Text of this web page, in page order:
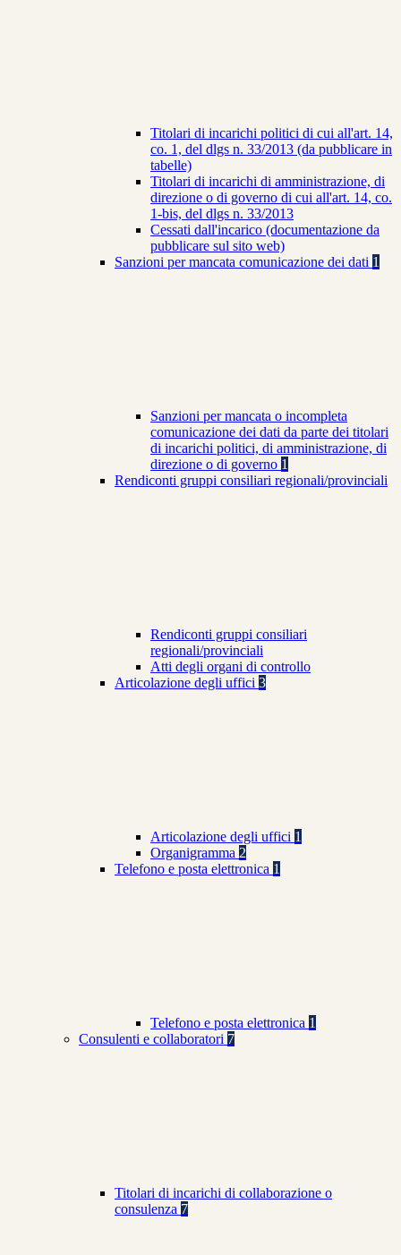
Titolari di incarichi politici di cui all'art. 14,
co. 1, del dlgs n. 33/2013 (da pubblicare in
tabelle)
Titolari di incarichi di amministrazione, di
direzione o di governo di cui all'art. 14, co.
1-bis, del dlgs n. 33/2013
Cessati dall'incarico (documentazione da
pubblicare sul sito web)
Sanzioni per mancata comunicazione dei dati 1
Sanzioni per mancata o incompleta
comunicazione dei dati da parte dei titolari
di incarichi politici, di amministrazione, di
direzione o di governo 1
Rendiconti gruppi consiliari regionali/provinciali
Rendiconti gruppi consiliari
regionali/provinciali
Atti degli organi di controllo
Articolazione degli uffici 3
Articolazione degli uffici 1
Organigramma 2
Telefono e posta elettronica 1
Telefono e posta elettronica 1
Consulenti e collaboratori 7
Titolari di incarichi di collaborazione o
consulenza 7